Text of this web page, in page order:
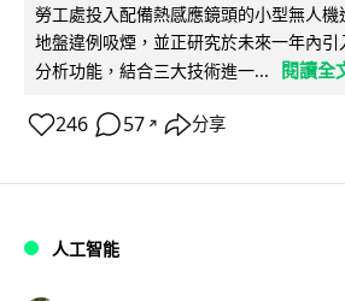
勞工處投入配備熱感應鏡頭的小型無人
地盤違例吸煙，並正研究於未來一年內
分析功能，結合三大技術進一...
閱讀全
246 57 ↗ 分享
人工智能